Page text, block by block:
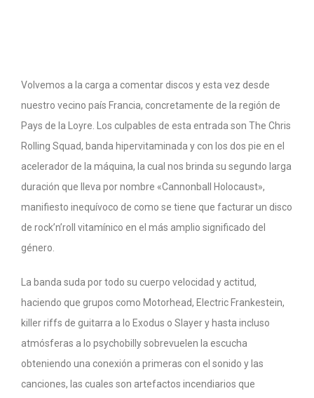
Volvemos a la carga a comentar discos y esta vez desde
nuestro vecino país Francia, concretamente de la región de
Pays de la Loyre. Los culpables de esta entrada son The Chris
Rolling Squad, banda hipervitaminada y con los dos pie en el
acelerador de la máquina, la cual nos brinda su segundo larga
duración que lleva por nombre «Cannonball Holocaust»,
manifiesto inequívoco de como se tiene que facturar un disco
de rock’n’roll vitamínico en el más amplio significado del
género.
La banda suda por todo su cuerpo velocidad y actitud,
haciendo que grupos como Motorhead, Electric Frankestein,
killer riffs de guitarra a lo Exodus o Slayer y hasta incluso
atmósferas a lo psychobilly sobrevuelen la escucha
obteniendo una conexión a primeras con el sonido y las
canciones, las cuales son artefactos incendiarios que